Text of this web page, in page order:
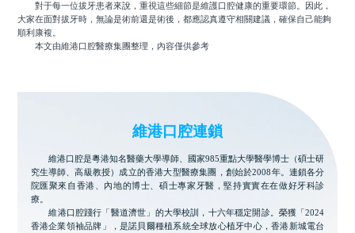
對于每一位拔牙患者來說，重視這些細節是維護口腔健康的重要環節。因此，
大家在面對拔牙時，無論是術前還是術後，都應認真遵守相關建議，確保自己能夠
順利康複。
本文由維港口腔醫療集團整理，內容僅供參考
維港口腔連鎖
維港口腔是粵港知名醫藥大學導師、國家985重點大學醫學博士（碩士研
究生導師、高級教授）成立的香港大型醫療集團，創始於2008年。連鎖各分
院匯聚來自香港、內地的博士、碩士專家牙醫，堅持實實在在做好牙科診
療。
維港口腔踐行「醫道濟世」的大學校訓，十六年穩定開診。榮獲「2024
香港企業領袖品牌」，是諾貝爾種植系統全球放心植牙中心，香港新城電台